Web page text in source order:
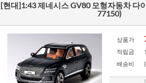
[현대]1:43 제네시스 GV80 모형자동차 다
77150)
상품가
적립금
배송비